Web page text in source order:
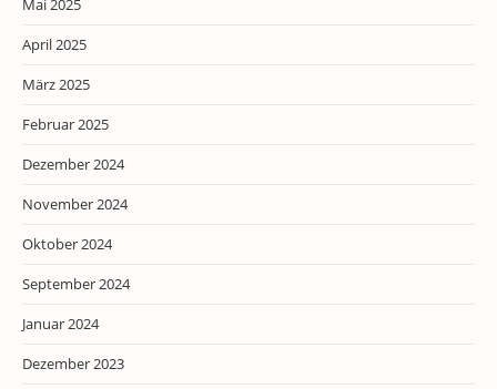
Mai 2025
April 2025
März 2025
Februar 2025
Dezember 2024
November 2024
Oktober 2024
September 2024
Januar 2024
Dezember 2023